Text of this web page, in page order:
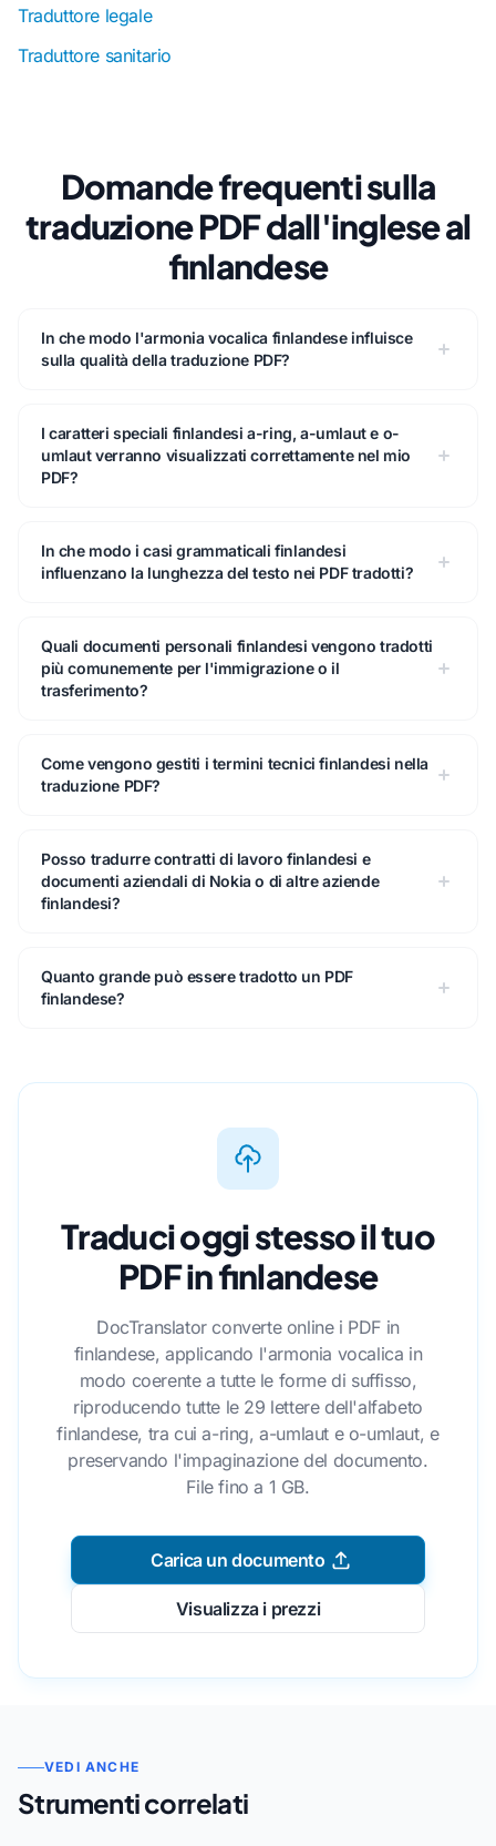
Traduttore legale
Traduttore sanitario
Domande frequenti sulla
traduzione PDF dall'inglese al
finlandese
In che modo l'armonia vocalica finlandese influisce
sulla qualità della traduzione PDF?
I caratteri speciali finlandesi a-ring, a-umlaut e o-
umlaut verranno visualizzati correttamente nel mio
PDF?
In che modo i casi grammaticali finlandesi
influenzano la lunghezza del testo nei PDF tradotti?
Quali documenti personali finlandesi vengono tradotti
più comunemente per l'immigrazione o il
trasferimento?
Come vengono gestiti i termini tecnici finlandesi nella
traduzione PDF?
Posso tradurre contratti di lavoro finlandesi e
documenti aziendali di Nokia o di altre aziende
finlandesi?
Quanto grande può essere tradotto un PDF
finlandese?
Traduci oggi stesso il tuo
PDF in finlandese
DocTranslator converte online i PDF in
finlandese, applicando l'armonia vocalica in
modo coerente a tutte le forme di suffisso,
riproducendo tutte le 29 lettere dell'alfabeto
finlandese, tra cui a-ring, a-umlaut e o-umlaut, e
preservando l'impaginazione del documento.
File fino a 1 GB.
Carica un documento
Visualizza i prezzi
VEDI ANCHE
Strumenti correlati